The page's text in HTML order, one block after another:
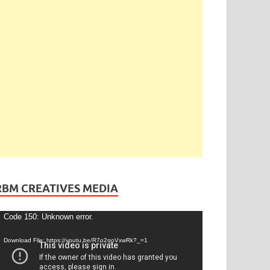
CREATIVES MEDIA
Code 150: Unknown error.
Download File: https://youtu.be/R7o2qoVxwRk?_=1